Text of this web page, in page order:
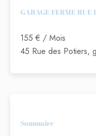
GARAGE FERME RUE
155 € / Mois
45 Rue des Potiers,
Sommaire